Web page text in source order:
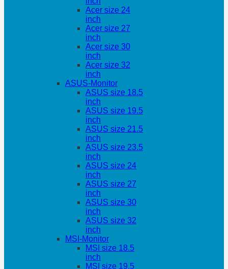
Acer size 24
inch
Acer size 27
inch
Acer size 30
inch
Acer size 32
inch
ASUS-Monitor
ASUS size 18.5
inch
ASUS size 19.5
inch
ASUS size 21.5
inch
ASUS size 23.5
inch
ASUS size 24
inch
ASUS size 27
inch
ASUS size 30
inch
ASUS size 32
inch
MSI-Monitor
MSI size 18.5
inch
MSI size 19.5